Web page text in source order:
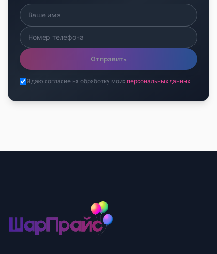
Отправить
Я даю согласие на обработку моих персональных данных